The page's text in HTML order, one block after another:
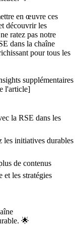
en œuvre ces
découvrir les
ratez pas notre
dans la chaîne
pour tous les
supplémentaires
l'article]
la RSE dans les
initiatives durables
de contenus
et les stratégies
🌟